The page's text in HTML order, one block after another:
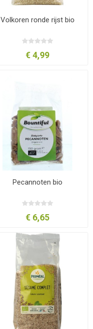
Volkoren ronde rijst bio
€ 4,99
Pecannoten bio
€ 6,65